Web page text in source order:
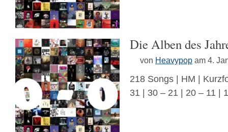
Die Alben des
von Heavypop am 4.
218 Songs | HM |
31 | 30 – 21 | 20 – 11 |